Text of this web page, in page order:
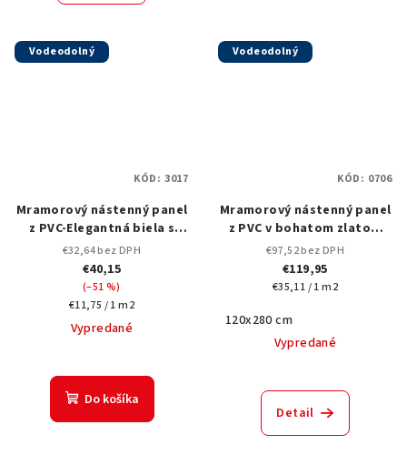
Vodeodolný
Mramorový nástenný panel
z PVC-Elegantná biela s
jemnými čiernymi čiarovými
žilami-3017-122x280 cm
€32,64 bez DPH
€40,15
(–51 %)
Jednotková
cena:
€11,75 / 1 m2
Vypredané
Do košíka
KÓD: 3017
Vodeodolný
Mramorový nástenný panel
z PVC v bohatom zlatom
odtieni so
štruktúrovaným,
vzorovaným povrchom,
€97,52 bez DPH
€119,95
Jednotková
€35,11 / 1 m2
120x280 cm
Vypredané
Detail
KÓD: 0706